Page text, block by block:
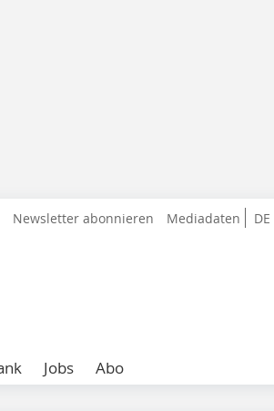
DE
Newsletter abonnieren Mediadaten
Jobs Abo